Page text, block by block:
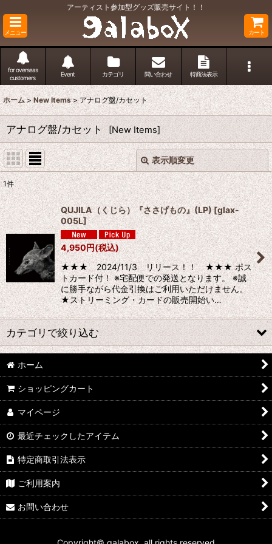
アーティスト参加型グッズ販売サイト！！
メニュー カート
for overseas
customers
Event カテゴリ 問い合わせ 特商法表示
ホーム > New Items > アナログ盤/カセット
アナログ盤/カセット [New Items]
表示順変更
サブカテゴリ
表示数:
並び順:
絞り込む
閉じる
1件
QUJILA（くじら）『ささげもの』(LP) [glax-
005L]
4,950円(税込)
★★★ 2024/11/3 リリース！！ ★★★ ポス
トカード付！ ※宅配便での発送となります。 ※誠
に勝手ながら代金引換はご利用いただけません。
★ストリーミング・カードの販売開始い…
カテゴリで絞り込む
アナログ盤
カセット
ホーム
ショッピングカート
マイページ
最近チェックしたアイテム
特定商取引法表示
ご利用案内
お問い合わせ